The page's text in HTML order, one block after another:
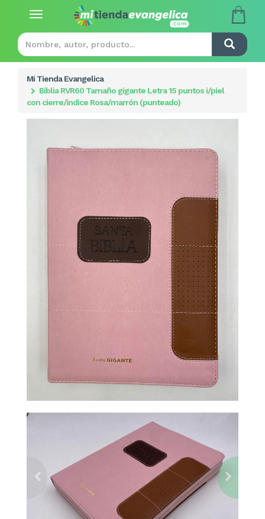
Toggle
Mi Tienda Evangelica
Biblia RVR60 Tamaño gigante Letra 15 puntos i/piel
con cierre/índice Rosa/marrón (punteado)